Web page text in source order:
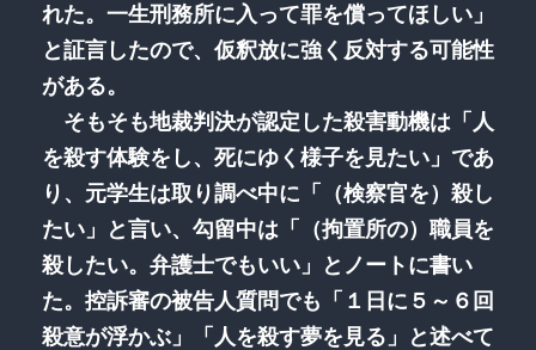
れた。一生刑務所に入って罪を償ってほしい」
と証言したので、仮釈放に強く反対する可能性
がある。
そもそも地裁判決が認定した殺害動機は「人
を殺す体験をし、死にゆく様子を見たい」であ
り、元学生は取り調べ中に「（検察官を）殺し
たい」と言い、勾留中は「（拘置所の）職員を
殺したい。弁護士でもいい」とノートに書い
た。控訴審の被告人質問でも「１日に５～６回
殺意が浮かぶ」「人を殺す夢を見る」と述べて